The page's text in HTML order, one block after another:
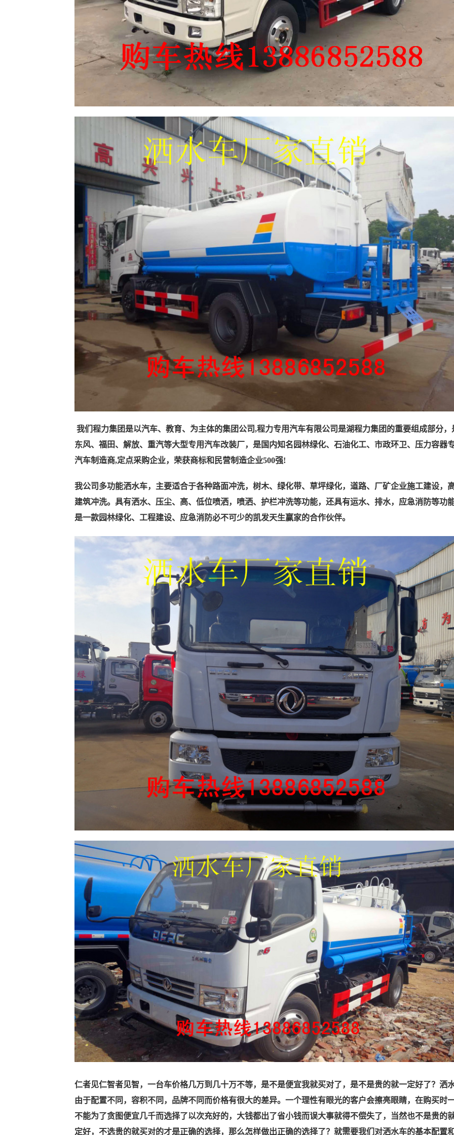
我们程力集团是以汽车、教育、为主体的集团公司,程力专用汽车有限公司是湖程力集团的重要组成部分，
东风、福田、解放、重汽等大型专用汽车改装厂，是国内知名园林绿化、石油化工、市政环卫、压力容器
汽车制造商,定点采购企业，荣获商标和民营制造企业500强!
我公司多功能洒水车，主要适合于各种路面冲洗，树木、绿化带、草坪绿化，道路、厂矿企业施工建设，
建筑冲洗。具有洒水、压尘、高、低位喷洒，喷洒、护栏冲洗等功能，还具有运水、排水，应急消防等功
是一款园林绿化、工程建设、应急消防必不可少的凯发天生赢家的合作伙伴。
仁者见仁智者见智，一台车价格几万到几十万不等，是不是便宜我就买对了，是不是贵的就一定好了？洒
由于配置不同，容积不同，品牌不同而价格有很大的差异。一个理性有眼光的客户会擦亮眼睛，在购买时
不能为了贪图便宜几千而选择了以次充好的，大钱都出了省小钱而误大事就得不偿失了，当然也不是贵的
定好，不选贵的就买对的才是正确的选择，那么怎样做出正确的选择了？就需要我们对洒水车的基本配置